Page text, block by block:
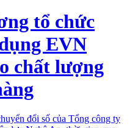
tổ chức
EVN
chất lượng
đổi số của Tổng công ty